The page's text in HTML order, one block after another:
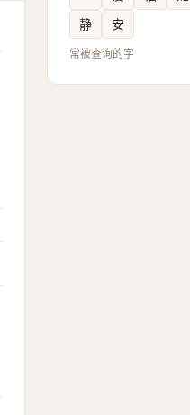
静
安
常被查询的字